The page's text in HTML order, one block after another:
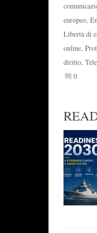
europeo,
Libertà di
online,
diritto,
0